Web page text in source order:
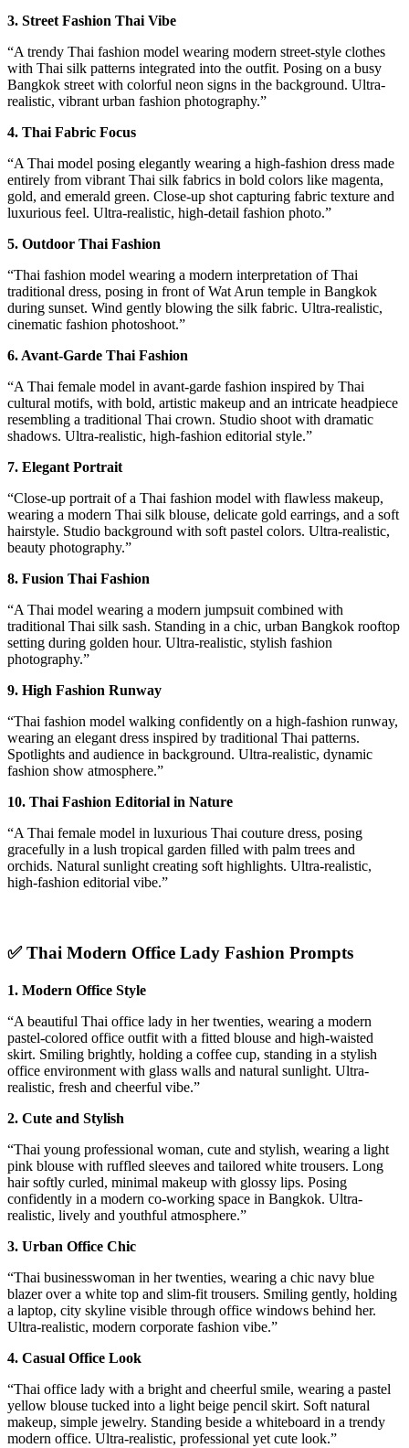
3. Street Fashion Thai Vibe
“A trendy Thai fashion model wearing modern street-style clothes
with Thai silk patterns integrated into the outfit. Posing on a busy
Bangkok street with colorful neon signs in the background. Ultra-
realistic, vibrant urban fashion photography.”
4. Thai Fabric Focus
“A Thai model posing elegantly wearing a high-fashion dress made
entirely from vibrant Thai silk fabrics in bold colors like magenta,
gold, and emerald green. Close-up shot capturing fabric texture and
luxurious feel. Ultra-realistic, high-detail fashion photo.”
5. Outdoor Thai Fashion
“Thai fashion model wearing a modern interpretation of Thai
traditional dress, posing in front of Wat Arun temple in Bangkok
during sunset. Wind gently blowing the silk fabric. Ultra-realistic,
cinematic fashion photoshoot.”
6. Avant-Garde Thai Fashion
“A Thai female model in avant-garde fashion inspired by Thai
cultural motifs, with bold, artistic makeup and an intricate headpiece
resembling a traditional Thai crown. Studio shoot with dramatic
shadows. Ultra-realistic, high-fashion editorial style.”
7. Elegant Portrait
“Close-up portrait of a Thai fashion model with flawless makeup,
wearing a modern Thai silk blouse, delicate gold earrings, and a soft
hairstyle. Studio background with soft pastel colors. Ultra-realistic,
beauty photography.”
8. Fusion Thai Fashion
“A Thai model wearing a modern jumpsuit combined with
traditional Thai silk sash. Standing in a chic, urban Bangkok rooftop
setting during golden hour. Ultra-realistic, stylish fashion
photography.”
9. High Fashion Runway
“Thai fashion model walking confidently on a high-fashion runway,
wearing an elegant dress inspired by traditional Thai patterns.
Spotlights and audience in background. Ultra-realistic, dynamic
fashion show atmosphere.”
10. Thai Fashion Editorial in Nature
“A Thai female model in luxurious Thai couture dress, posing
gracefully in a lush tropical garden filled with palm trees and
orchids. Natural sunlight creating soft highlights. Ultra-realistic,
high-fashion editorial vibe.”
✅Thai Modern Office Lady Fashion Prompts
1. Modern Office Style
“A beautiful Thai office lady in her twenties, wearing a modern
pastel-colored office outfit with a fitted blouse and high-waisted
skirt. Smiling brightly, holding a coffee cup, standing in a stylish
office environment with glass walls and natural sunlight. Ultra-
realistic, fresh and cheerful vibe.”
2. Cute and Stylish
“Thai young professional woman, cute and stylish, wearing a light
pink blouse with ruffled sleeves and tailored white trousers. Long
hair softly curled, minimal makeup with glossy lips. Posing
confidently in a modern co-working space in Bangkok. Ultra-
realistic, lively and youthful atmosphere.”
3. Urban Office Chic
“Thai businesswoman in her twenties, wearing a chic navy blue
blazer over a white top and slim-fit trousers. Smiling gently, holding
a laptop, city skyline visible through office windows behind her.
Ultra-realistic, modern corporate fashion vibe.”
4. Casual Office Look
“Thai office lady with a bright and cheerful smile, wearing a pastel
yellow blouse tucked into a light beige pencil skirt. Soft natural
makeup, simple jewelry. Standing beside a whiteboard in a trendy
modern office. Ultra-realistic, professional yet cute look.”